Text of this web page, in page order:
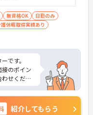
無資格OK
日勤のみ
休暇取得実績あり
です。
のポイン
せくださ
紹介してもらう